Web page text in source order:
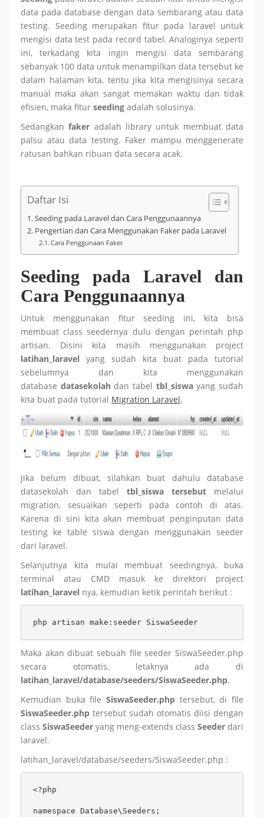
data pada database dengan data sembarang atau data
testing. Seeding merupakan fitur pada laravel untuk
mengisi data test pada record tabel. Analoginya seperti
ini, terkadang kita ingin mengisi data sembarang
sebanyak 100 data untuk menampilkan data tersebut ke
dalam halaman kita, tentu jika kita mengisinya secara
manual maka akan sangat memakan waktu dan tidak
efisien, maka fitur seeding adalah solusinya.
Sedangkanfaker adalah library untuk membuat data
palsu atau data testing. Faker mampu menggenerate
ratusan bahkan ribuan data secara acak.
Daftar Isi
Seeding pada Laravel dan Cara Penggunaannya
Pengertian dan Cara Menggunakan Faker pada Laravel
Cara Penggunaan Faker
Seeding pada Laravel dan
Cara Penggunaannya
Untuk menggunakan fitur seeding ini, kita bisa
membuat class seedernya dulu dengan perintah php
artisan. Disini kita masih menggunakan project
latihan_laravel yang sudah kita buat pada tutorial
sebelumnya dan kita menggunakan
database datasekolah dan tabel tbl_siswayang sudah
kita buat pada tutorial Migration Laravel.
Jika belum dibuat, silahkan buat dahulu database
datasekolah dan tabel tbl_siswa tersebut melalui
migration, sesuaikan seperti pada contoh di atas.
Karena di sini kita akan membuat penginputan data
testing ke table siswa dengan menggunakan seeder
dari laravel.
Selanjutnya kita mulai membuat seedingnya, buka
terminal atau CMD masuk ke direktori project
latihan_laravel nya, kemudian ketik perintah berikut :
php artisan make:seeder SiswaSeeder
Maka akan dibuat sebuah file seeder SiswaSeeder.php
secara otomatis, letaknya ada di
latihan_laravel/database/seeders/SiswaSeeder.php.
Kemudian buka file SiswaSeeder.php tersebut, di file
SiswaSeeder.php tersebut sudah otomatis diisi dengan
class SiswaSeeder yang meng-extends class Seeder dari
laravel.
latihan_laravel/database/seeders/SiswaSeeder.php :
<?php
namespace Database\Seeders;